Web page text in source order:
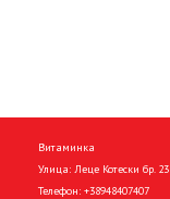
Витаминка
Улица: Леце Котески бр. 23
Телефон: +38948407407